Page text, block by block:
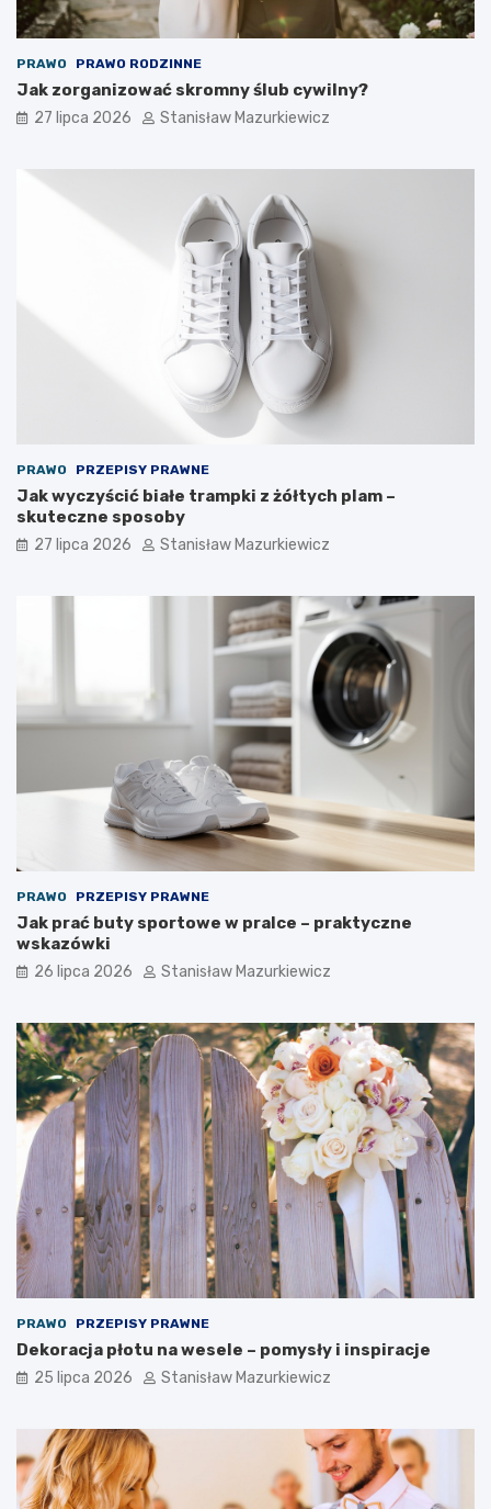
PRAWO PRAWO RODZINNE
Jak zorganizować skromny ślub cywilny?
27 lipca 2026 Stanisław Mazurkiewicz
PRAWO PRZEPISY PRAWNE
Jak wyczyścić białe trampki z żółtych plam –
skuteczne sposoby
27 lipca 2026 Stanisław Mazurkiewicz
PRAWO PRZEPISY PRAWNE
Jak prać buty sportowe w pralce – praktyczne
wskazówki
26 lipca 2026 Stanisław Mazurkiewicz
PRAWO PRZEPISY PRAWNE
Dekoracja płotu na wesele – pomysły i inspiracje
25 lipca 2026 Stanisław Mazurkiewicz